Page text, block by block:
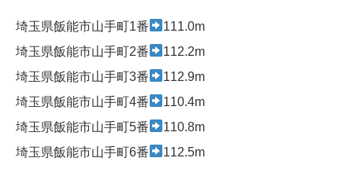
埼玉県飯能市山手町1番
111.0m
埼玉県飯能市山手町2番
112.2m
埼玉県飯能市山手町3番
112.9m
埼玉県飯能市山手町4番
110.4m
埼玉県飯能市山手町5番
110.8m
埼玉県飯能市山手町6番
112.5m